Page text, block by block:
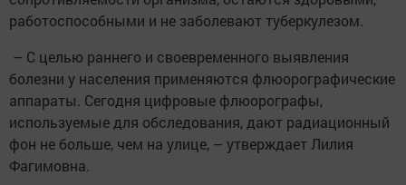
работоспособными и не заболевают ­туберкулезом.
– С целью раннего и своевременного выявле­ния
болезни у населения применяются флю­орографические
аппараты. Сегодня цифровые флюорографы,
используемые для обследования, дают радиа­ционный
фон не больше, чем на улице, – утверждает Лилия
Фагимовна.